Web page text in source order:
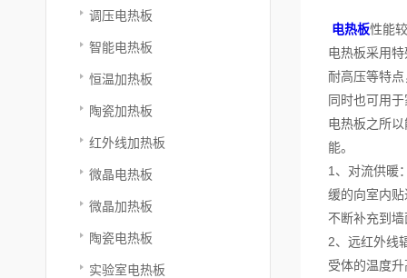
调压电热板
智能电热板
恒温加热板
陶瓷加热板
红外线加热板
微晶电热板
微晶加热板
陶瓷电热板
实验室电热板
电热板性能
电热板采用
耐高压等特
同时也可用
电热板之所
能。
1、对流供暖
缓的向室内
不断补充到
2、远红外线
受体的温度